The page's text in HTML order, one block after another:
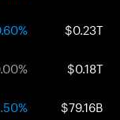
$0.23T
$0.18T
$79.16B